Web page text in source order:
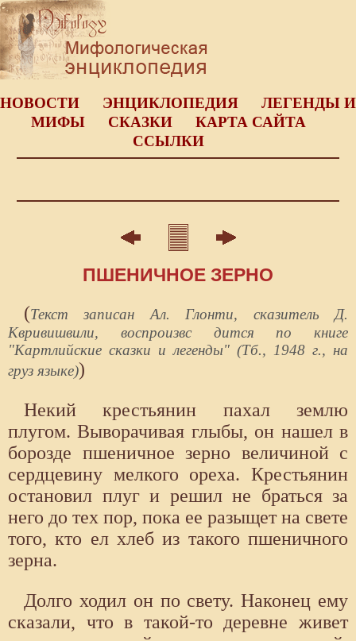
НОВОСТИ ЭНЦИКЛОПЕДИЯ
ЛЕГЕНДЫ И
МИФЫ
СКАЗКИ
КАРТА САЙТА
ССЫЛКИ
ПШЕНИЧНОЕ ЗЕРНО
(Текст записан Ал. Глонти, сказитель Д.
Квривишвили, воспроизвс дится по книге
"Картлийские сказки и легенды" (Тб., 1948 г., на
груз языке))
Некий крестьянин пахал землю
плугом. Выворачивая глыбы, он нашел в
борозде пшеничное зерно величиной с
сердцевину мелкого ореха. Крестьянин
остановил плуг и решил не браться за
него до тех пор, пока ее разыщет на свете
того, кто ел хлеб из такого пшеничного
зерна.
Долго ходил он по свету. Наконец ему
сказали, что в такой-то деревне живет